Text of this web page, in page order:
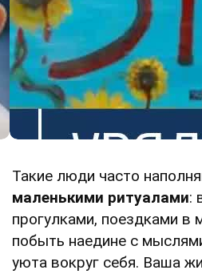
Такие люди часто
маленькими ритуалами:
прогулками, поездками в
побыть наедине с
уюта вокруг себя. Ваша